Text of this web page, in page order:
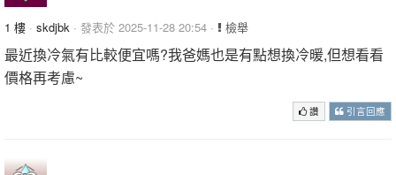
1 樓 · skdjbk · 發表於 2025-11-28 20:54 · 檢舉
最近換冷氣有比較便宜嗎?我爸媽也是有點想換冷暖,但想看看
價格再考慮~
讚 引言回應